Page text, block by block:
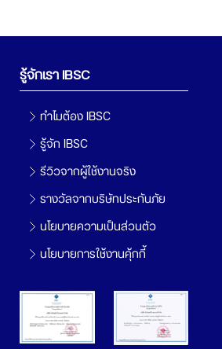
รู้จักเรา IBSC
ทำไมต้อง IBSC
รู้จัก IBSC
รีวิวจากผู้ใช้งานจริง
รางวัลจากบริษัทประกันภัย
นโยบายความเป็นส่วนตัว
นโยบายการใช้งานคุ้กกี้